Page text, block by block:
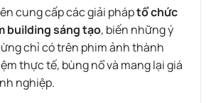
cung cấp các giải pháptổ chức
building sáng tạo, biến những ý
chỉ có trên phim ảnh thành
thực tế, bùng nổ và mang lại giá
nghiệp.